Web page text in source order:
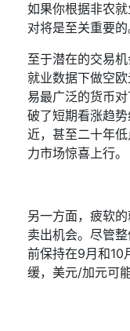
如果你根据非农
对将是至关重要的
至于潜在的交易
就业数据下做空
易最广泛的货币
破了短期看涨趋
近，甚至二十年低
力市场惊喜上行。
另一方面，疲软
卖出机会。尽管
前保持在9月和10
缓，美元/加元可